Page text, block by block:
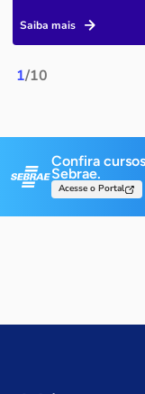
1/10
Saiba mais
Confira
Sebrae.
Acesse o Portal